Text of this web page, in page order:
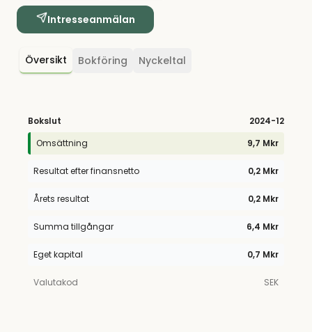
Intresseanmälan
Översikt Bokföring Nyckeltal
Bokslut 2024-12
Omsättning
9,7 Mkr
Resultat efter finansnetto 0,2 Mkr
Årets resultat 0,2 Mkr
Summa tillgångar 6,4 Mkr
Eget kapital 0,7 Mkr
Valutakod SEK